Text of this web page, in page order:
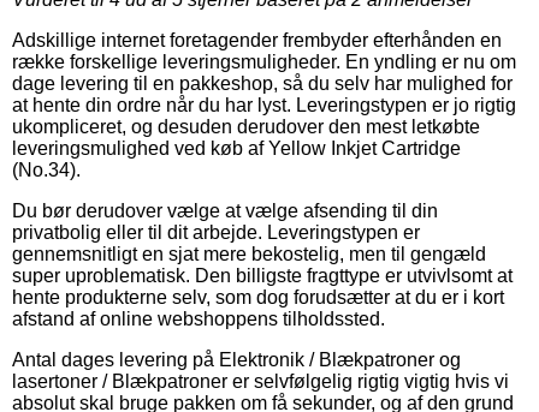
Adskillige internet foretagender frembyder efterhånden en
række forskellige leveringsmuligheder. En yndling er nu om
dage levering til en pakkeshop, så du selv har mulighed for
at hente din ordre når du har lyst. Leveringstypen er jo rigtig
ukompliceret, og desuden derudover den mest letkøbte
leveringsmulighed ved køb af Yellow Inkjet Cartridge
(No.34).
Du bør derudover vælge at vælge afsending til din
privatbolig eller til dit arbejde. Leveringstypen er
gennemsnitligt en sjat mere bekostelig, men til gengæld
super uproblematisk. Den billigste fragttype er utvivlsomt at
hente produkterne selv, som dog forudsætter at du er i kort
afstand af online webshoppens tilholdssted.
Antal dages levering på Elektronik / Blækpatroner og
lasertoner / Blækpatroner er selvfølgelig rigtig vigtig hvis vi
absolut skal bruge pakken om få sekunder, og af den grund